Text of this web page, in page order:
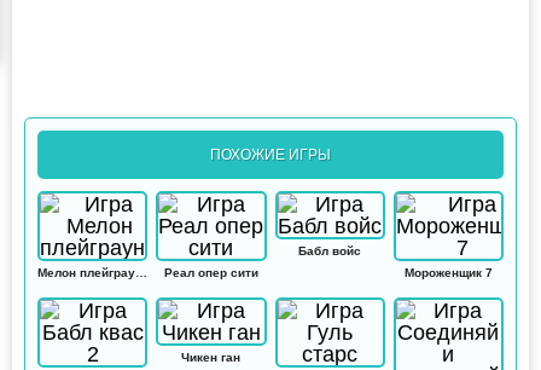
ПОХОЖИЕ ИГРЫ
Реал опер сити
Бабл войс
Мороженщик 7
Чикен ган